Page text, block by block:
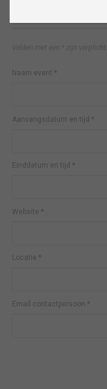
Naam event *
Aanvangsdatum en tijd *
Einddatum en tijd *
Website *
Locatie *
Email contactpersoon *